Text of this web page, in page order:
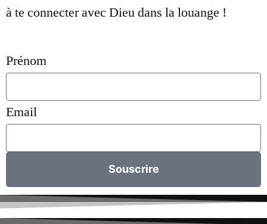
à te connecter avec Dieu dans la louange !
Prénom
Email
Souscrire